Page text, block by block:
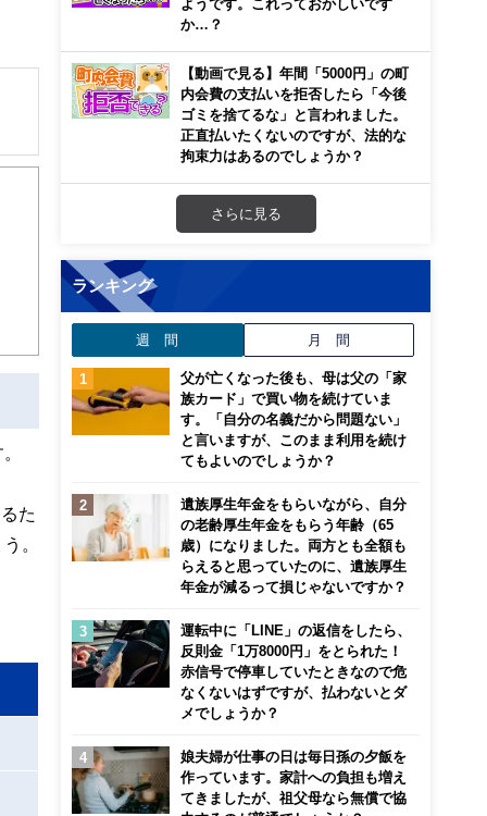
き
た
。
ようです。これっておかしいです
か…？
【動画で見る】年間「5000円」の町
内会費の支払いを拒否したら「今後
ゴミを捨てるな」と言われました。
正直払いたくないのですが、法的な
拘束力はあるのでしょうか？
さらに見る
ランキング
週 間 月 間
父が亡くなった後も、母は父の「家
族カード」で買い物を続けていま
す。「自分の名義だから問題ない」
と言いますが、このまま利用を続け
てもよいのでしょうか？
遺族厚生年金をもらいながら、自分
の老齢厚生年金をもらう年齢（65
歳）になりました。両方とも全額も
らえると思っていたのに、遺族厚生
年金が減るって損じゃないですか？
運転中に「LINE」の返信をしたら、
反則金「1万8000円」をとられた！
赤信号で停車していたときなので危
なくないはずですが、払わないとダ
メでしょうか？
娘夫婦が仕事の日は毎日孫の夕飯を
作っています。家計への負担も増え
てきましたが、祖父母なら無償で協